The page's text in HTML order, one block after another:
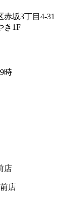
坂3丁目4-31
き1F
時
店